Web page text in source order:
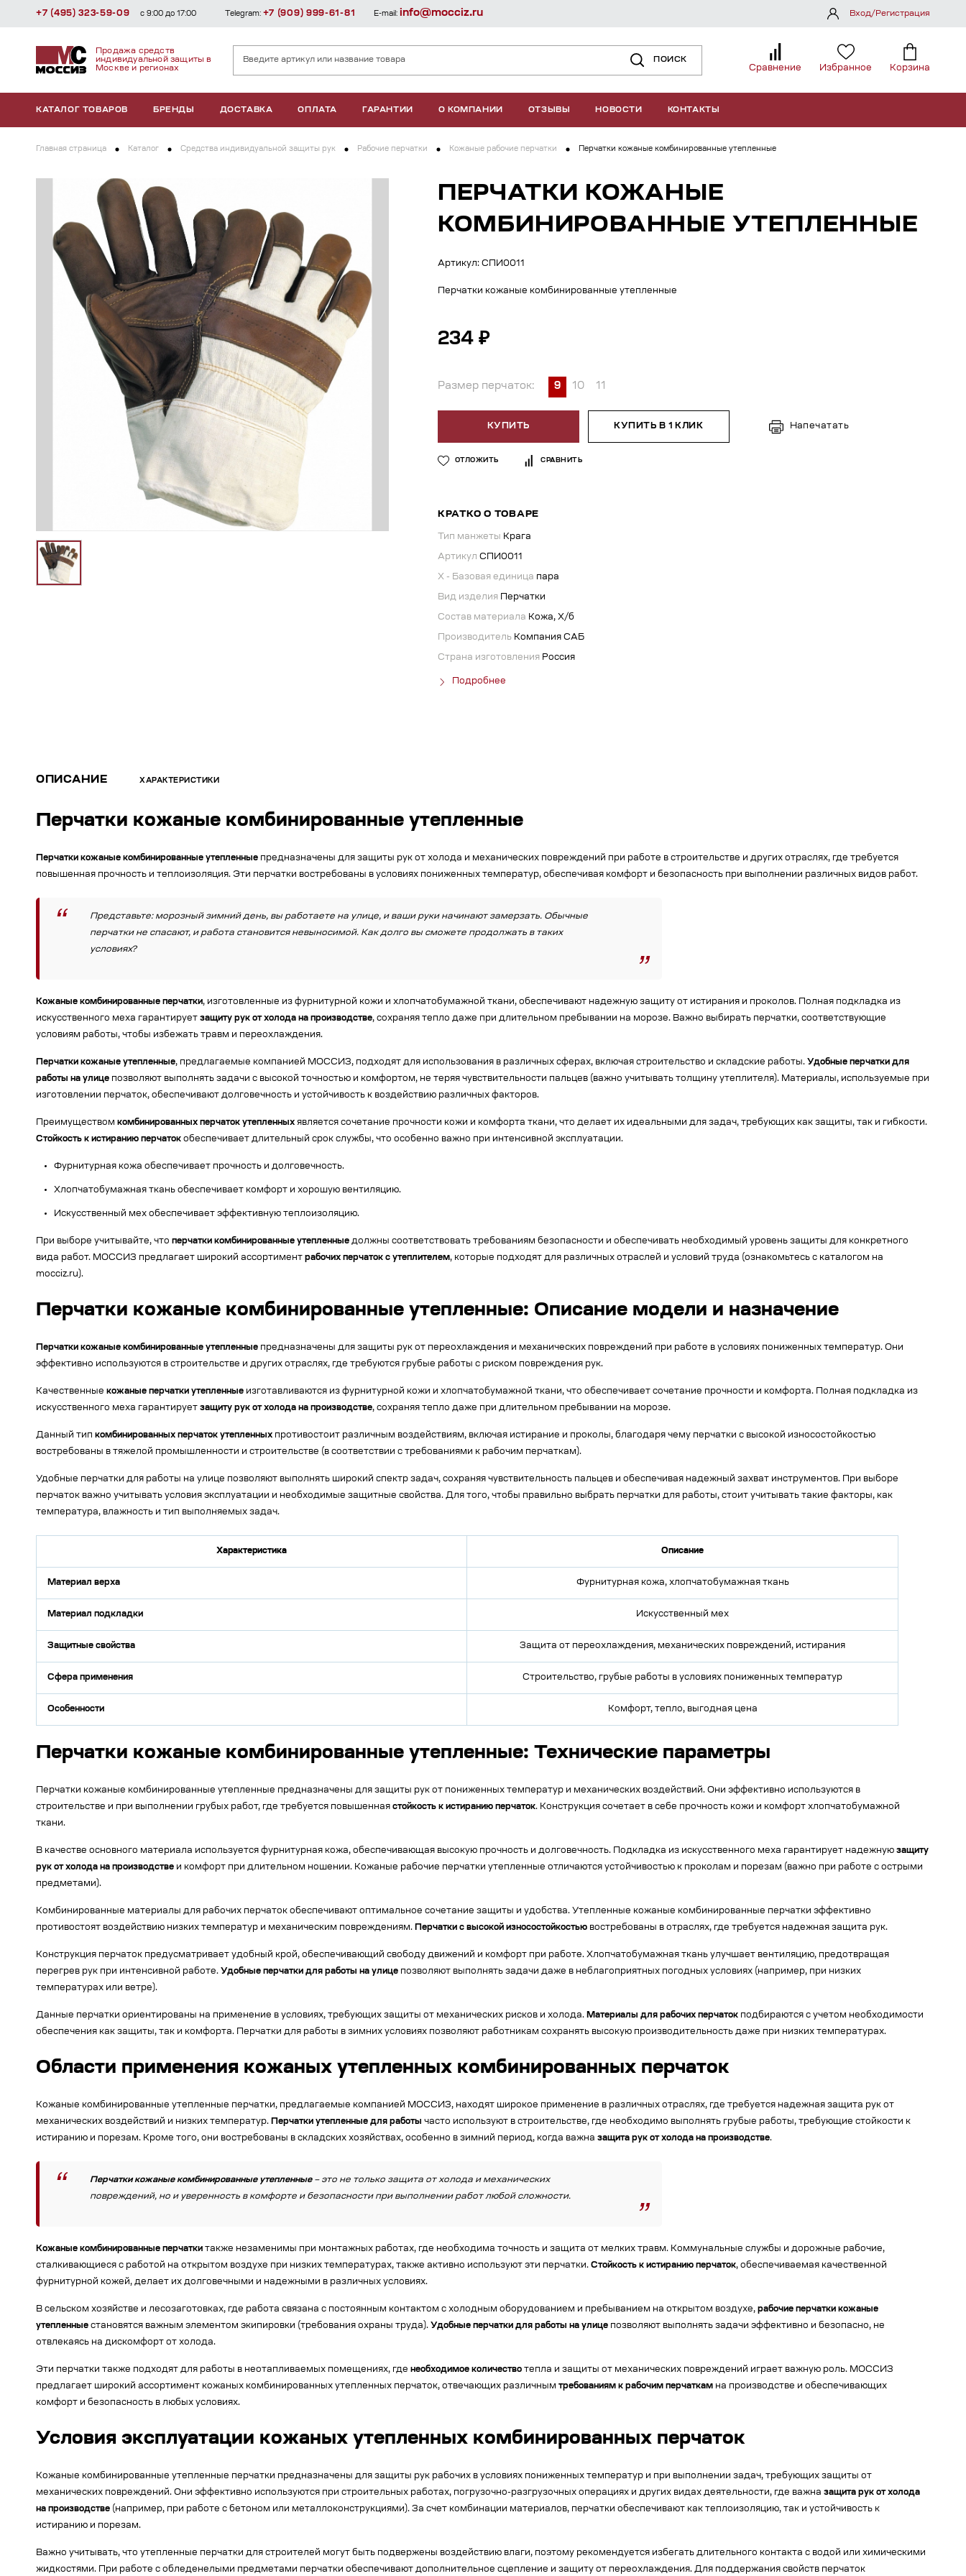
Продажа средств
индивидуальной защиты в
Москве и регионах
ПОИСК
Сравнение Избранное Корзина
КАТАЛОГ ТОВАРОВ БРЕНДЫ ДОСТАВКА ОПЛАТА ГАРАНТИИ О КОМПАНИИ ОТЗЫВЫ НОВОСТИ КОНТАКТЫ
+7 (495) 323-59-09 с 9:00 до 17:00 Telegram: +7 (909) 999-61-81 E-mail: info@mocciz.ru Вход/Регистрация
Главная страница Каталог Средства индивидуальной защиты рук Рабочие перчатки Кожаные рабочие перчатки Перчатки кожаные комбинированные утепленные
ПЕРЧАТКИ КОЖАНЫЕ
КОМБИНИРОВАННЫЕ УТЕПЛЕННЫЕ
Артикул: СПИ0011
Перчатки кожаные комбинированные утепленные
234 ₽
Размер перчаток: 9 10 11
КУПИТЬ КУПИТЬ В 1 КЛИК Напечатать
ОТЛОЖИТЬ СРАВНИТЬ
КРАТКО О ТОВАРЕ
Тип манжеты Крага
Артикул СПИ0011
X - Базовая единица пара
Вид изделия Перчатки
Состав материала Кожа, Х/б
Производитель Компания САБ
Страна изготовления Россия
Подробнее
ОПИСАНИЕ ХАРАКТЕРИСТИКИ
Перчатки кожаные комбинированные утепленные
Перчатки кожаные комбинированные утепленные предназначены для защиты рук от холода и механических повреждений при работе в строительстве и других отраслях, где требуется
повышенная прочность и теплоизоляция. Эти перчатки востребованы в условиях пониженных температур, обеспечивая комфорт и безопасность при выполнении различных видов работ.
Представьте: морозный зимний день, вы работаете на улице, и ваши руки начинают замерзать. Обычные
перчатки не спасают, и работа становится невыносимой. Как долго вы сможете продолжать в таких
условиях?
Кожаные комбинированные перчатки, изготовленные из фурнитурной кожи и хлопчатобумажной ткани, обеспечивают надежную защиту от истирания и проколов. Полная подкладка из
искусственного меха гарантирует защиту рук от холода на производстве, сохраняя тепло даже при длительном пребывании на морозе. Важно выбирать перчатки, соответствующие
условиям работы, чтобы избежать травм и переохлаждения.
Перчатки кожаные утепленные, предлагаемые компанией МОССИЗ, подходят для использования в различных сферах, включая строительство и складские работы. Удобные перчатки для
работы на улице позволяют выполнять задачи с высокой точностью и комфортом, не теряя чувствительности пальцев (важно учитывать толщину утеплителя). Материалы, используемые при
изготовлении перчаток, обеспечивают долговечность и устойчивость к воздействию различных факторов.
Преимуществом комбинированных перчаток утепленных является сочетание прочности кожи и комфорта ткани, что делает их идеальными для задач, требующих как защиты, так и гибкости.
Стойкость к истиранию перчаток обеспечивает длительный срок службы, что особенно важно при интенсивной эксплуатации.
Фурнитурная кожа обеспечивает прочность и долговечность.
Хлопчатобумажная ткань обеспечивает комфорт и хорошую вентиляцию.
Искусственный мех обеспечивает эффективную теплоизоляцию.
При выборе учитывайте, что перчатки комбинированные утепленные должны соответствовать требованиям безопасности и обеспечивать необходимый уровень защиты для конкретного
вида работ. МОССИЗ предлагает широкий ассортимент рабочих перчаток с утеплителем, которые подходят для различных отраслей и условий труда (ознакомьтесь с каталогом на
mocciz.ru).
Перчатки кожаные комбинированные утепленные: Описание модели и назначение
Перчатки кожаные комбинированные утепленные предназначены для защиты рук от переохлаждения и механических повреждений при работе в условиях пониженных температур. Они
эффективно используются в строительстве и других отраслях, где требуются грубые работы с риском повреждения рук.
Качественные кожаные перчатки утепленные изготавливаются из фурнитурной кожи и хлопчатобумажной ткани, что обеспечивает сочетание прочности и комфорта. Полная подкладка из
искусственного меха гарантирует защиту рук от холода на производстве, сохраняя тепло даже при длительном пребывании на морозе.
Данный тип комбинированных перчаток утепленных противостоит различным воздействиям, включая истирание и проколы, благодаря чему перчатки с высокой износостойкостью
востребованы в тяжелой промышленности и строительстве (в соответствии с требованиями к рабочим перчаткам).
Удобные перчатки для работы на улице позволяют выполнять широкий спектр задач, сохраняя чувствительность пальцев и обеспечивая надежный захват инструментов. При выборе
перчаток важно учитывать условия эксплуатации и необходимые защитные свойства. Для того, чтобы правильно выбрать перчатки для работы, стоит учитывать такие факторы, как
температура, влажность и тип выполняемых задач.
Характеристика Описание
Материал верха Фурнитурная кожа, хлопчатобумажная ткань
Материал подкладки Искусственный мех
Защитные свойства Защита от переохлаждения, механических повреждений, истирания
Сфера применения Строительство, грубые работы в условиях пониженных температур
Особенности Комфорт, тепло, выгодная цена
Перчатки кожаные комбинированные утепленные: Технические параметры
Перчатки кожаные комбинированные утепленные предназначены для защиты рук от пониженных температур и механических воздействий. Они эффективно используются в
строительстве и при выполнении грубых работ, где требуется повышенная стойкость к истиранию перчаток. Конструкция сочетает в себе прочность кожи и комфорт хлопчатобумажной
ткани.
В качестве основного материала используется фурнитурная кожа, обеспечивающая высокую прочность и долговечность. Подкладка из искусственного меха гарантирует надежную защиту
рук от холода на производстве и комфорт при длительном ношении. Кожаные рабочие перчатки утепленные отличаются устойчивостью к проколам и порезам (важно при работе с острыми
предметами).
Комбинированные материалы для рабочих перчаток обеспечивают оптимальное сочетание защиты и удобства. Утепленные кожаные комбинированные перчатки эффективно
противостоят воздействию низких температур и механическим повреждениям. Перчатки с высокой износостойкостью востребованы в отраслях, где требуется надежная защита рук.
Конструкция перчаток предусматривает удобный крой, обеспечивающий свободу движений и комфорт при работе. Хлопчатобумажная ткань улучшает вентиляцию, предотвращая
перегрев рук при интенсивной работе. Удобные перчатки для работы на улице позволяют выполнять задачи даже в неблагоприятных погодных условиях (например, при низких
температурах или ветре).
Данные перчатки ориентированы на применение в условиях, требующих защиты от механических рисков и холода. Материалы для рабочих перчаток подбираются с учетом необходимости
обеспечения как защиты, так и комфорта. Перчатки для работы в зимних условиях позволяют работникам сохранять высокую производительность даже при низких температурах.
Области применения кожаных утепленных комбинированных перчаток
Кожаные комбинированные утепленные перчатки, предлагаемые компанией МОССИЗ, находят широкое применение в различных отраслях, где требуется надежная защита рук от
механических воздействий и низких температур. Перчатки утепленные для работы часто используют в строительстве, где необходимо выполнять грубые работы, требующие стойкости к
истиранию и порезам. Кроме того, они востребованы в складских хозяйствах, особенно в зимний период, когда важна защита рук от холода на производстве.
Перчатки кожаные комбинированные утепленные– это не только защита от холода и механических
повреждений, но и уверенность в комфорте и безопасности при выполнении работ любой сложности.
Кожаные комбинированные перчатки также незаменимы при монтажных работах, где необходима точность и защита от мелких травм. Коммунальные службы и дорожные рабочие,
сталкивающиеся с работой на открытом воздухе при низких температурах, также активно используют эти перчатки. Стойкость к истиранию перчаток, обеспечиваемая качественной
фурнитурной кожей, делает их долговечными и надежными в различных условиях.
В сельском хозяйстве и лесозаготовках, где работа связана с постоянным контактом с холодным оборудованием и пребыванием на открытом воздухе, рабочие перчатки кожаные
утепленные становятся важным элементом экипировки (требования охраны труда). Удобные перчатки для работы на улице позволяют выполнять задачи эффективно и безопасно, не
отвлекаясь на дискомфорт от холода.
Эти перчатки также подходят для работы в неотапливаемых помещениях, где необходимое количество тепла и защиты от механических повреждений играет важную роль. МОССИЗ
предлагает широкий ассортимент кожаных комбинированных утепленных перчаток, отвечающих различным требованиям к рабочим перчаткам на производстве и обеспечивающих
комфорт и безопасность в любых условиях.
Условия эксплуатации кожаных утепленных комбинированных перчаток
Кожаные комбинированные утепленные перчатки предназначены для защиты рук рабочих в условиях пониженных температур и при выполнении задач, требующих защиты от
механических повреждений. Они эффективно используются при строительных работах, погрузочно-разгрузочных операциях и других видах деятельности, где важна защита рук от холода
на производстве (например, при работе с бетоном или металлоконструкциями). За счет комбинации материалов, перчатки обеспечивают как теплоизоляцию, так и устойчивость к
истиранию и порезам.
Важно учитывать, что утепленные перчатки для строителей могут быть подвержены воздействию влаги, поэтому рекомендуется избегать длительного контакта с водой или химическими
жидкостями. При работе с обледенелыми предметами перчатки обеспечивают дополнительное сцепление и защиту от переохлаждения. Для поддержания свойств перчаток